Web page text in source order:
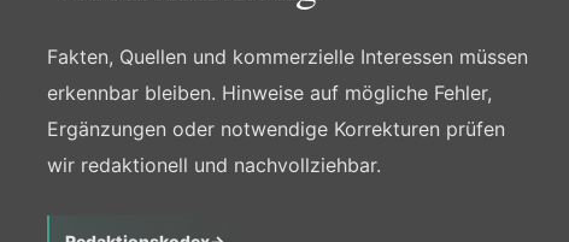
Fakten, Quellen und kommerzielle Interessen müssen
erkennbar bleiben. Hinweise auf mögliche Fehler,
Ergänzungen oder notwendige Korrekturen prüfen
wir redaktionell und nachvollziehbar.